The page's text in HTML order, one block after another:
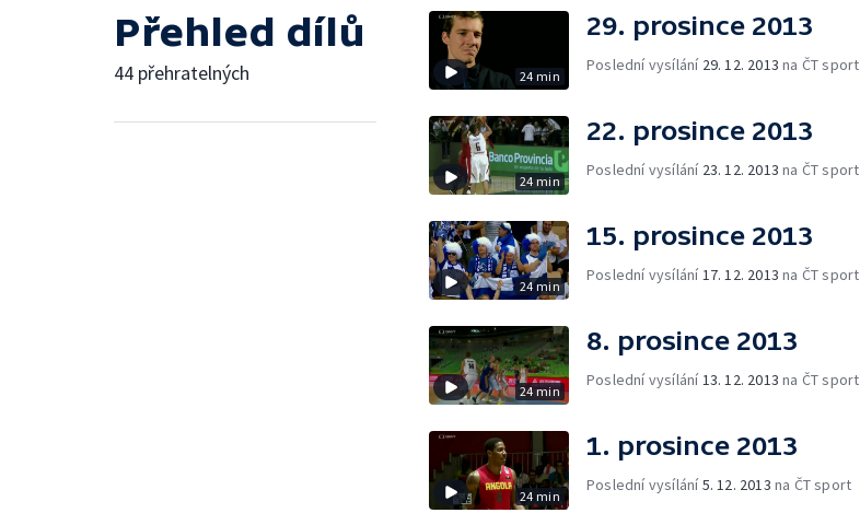
Přehled dílů
44 přehratelných 24 min
29. prosince 2013
Poslední vysílání 29. 12. 2013 na ČT sport
24 min
22. prosince 2013
Poslední vysílání 23. 12. 2013 na ČT sport
24 min
15. prosince 2013
Poslední vysílání 17. 12. 2013 na ČT sport
24 min
8. prosince 2013
Poslední vysílání 13. 12. 2013 na ČT sport
24 min
1. prosince 2013
Poslední vysílání5. 12. 2013 na ČT sport